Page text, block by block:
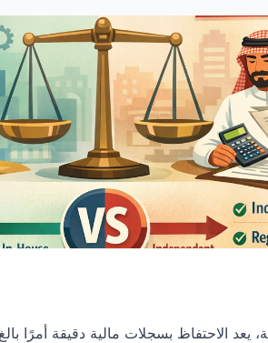
يعد الاحتفاظ بسجلات مالية دقيقة أمرًا